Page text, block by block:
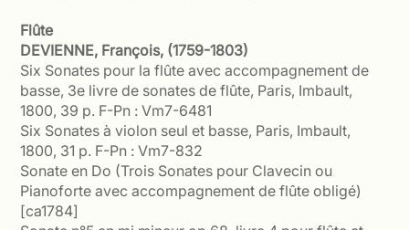
Flûte
DEVIENNE, François, (1759-1803)
Six Sonates pour la flûte avec accompagnement de
basse, 3e livre de sonates de flûte, Paris, Imbault,
1800, 39 p. F-Pn : Vm7-6481
Six Sonates à violon seul et basse, Paris, Imbault,
1800, 31 p. F-Pn : Vm7-832
Sonate en Do (Trois Sonates pour Clavecin ou
Pianoforte avec accompagnement de flûte obligé)
[ca1784]